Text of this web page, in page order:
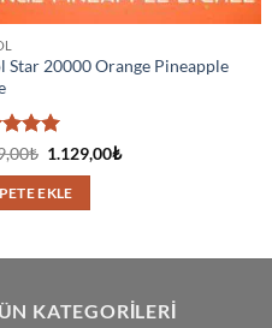
Star 20000 Orange Pineapple
₺ Orijinal
1.399,00₺.
1.129,00₺Şu
EKLE
KATEGORILERI